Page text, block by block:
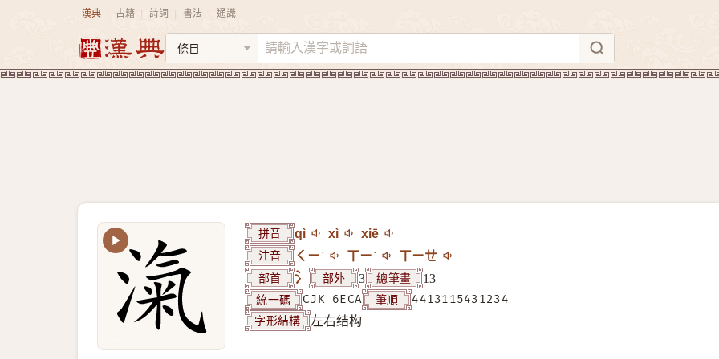
漢典 古籍 詩詞 書法 通識
拼音 qì xì xiē
注音 ㄑㄧˋ ㄒㄧˋ ㄒㄧㄝ
部首 氵 部外 3 總筆畫 13
統一碼 CJK 6ECA 筆順 4413115431234
字形結構 左右结构